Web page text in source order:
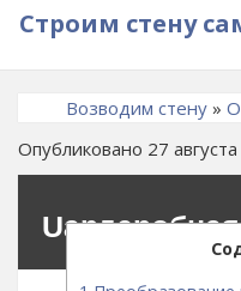
Строим стену
Возводим стену »
Опубликовано 27